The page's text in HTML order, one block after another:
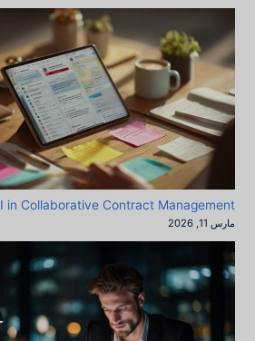
in Collaborative Contract Management
مارس 11, 2026